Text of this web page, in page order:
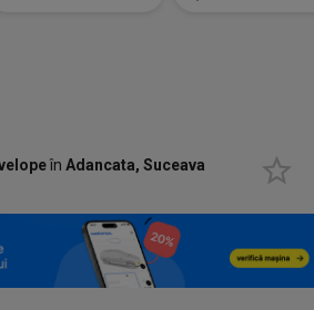
înAdancata, Suceava